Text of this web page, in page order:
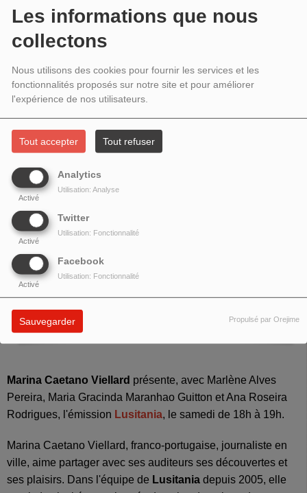
Les informations que nous
collectons
Nous utilisons des cookies pour fournir les services et les
fonctionnalités proposés sur notre site et pour améliorer
l'expérience de nos utilisateurs.
Tout accepter Tout refuser
Analytics
Activé
Utilisation: Analyse
Twitter
Activé
Utilisation: Fonctionnalité
Facebook
Activé
Utilisation: Fonctionnalité
Sauvegarder Propulsé par Orejime
Marina Caetano Viellard présente, avec Marlène Alves
Pereira, Maria Gracinda Maranhao Guitton et Ana Roseira
Rodrigues, l'émission Lusitania, le samedi de 18h à 19h.
Marina Caetano Viellard, franco-portugaise, journaliste en
ville, aime partager avec ses auditeurs ses découvertes et
ses plaisirs. Dans l'équipe de Lusitania depuis 2005, elle